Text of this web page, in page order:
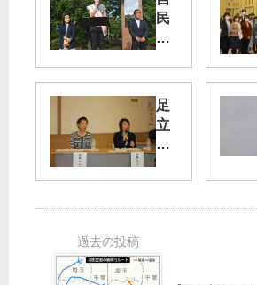
民
党
終
わ
り
橋
竹
内
足
立
区
選
候
補